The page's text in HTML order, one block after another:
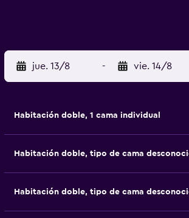
jue. 13/8 - vie. 14/8
Habitación doble, 1 cama individual
Habitación doble, tipo de cama
Habitación doble, tipo de cama